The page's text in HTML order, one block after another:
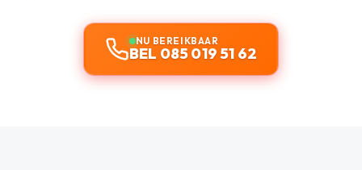
NU BEREIKBAAR
BEL 085 019 51 62